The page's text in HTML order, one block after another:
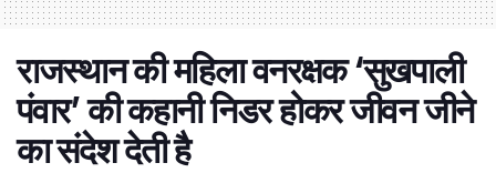
राजस्थान की महिला वनरक्षक ‘सुखपाली
पंवार’ की कहानी निडर होकर जीवन जीने
का संदेश देती है